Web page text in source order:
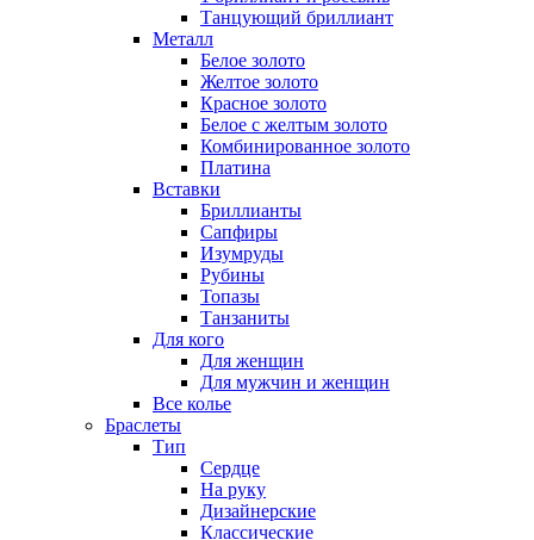
Танцующий бриллиант
Металл
Белое золото
Желтое золото
Красное золото
Белое с желтым золото
Комбинированное золото
Платина
Вставки
Бриллианты
Сапфиры
Изумруды
Рубины
Топазы
Танзаниты
Для кого
Для женщин
Для мужчин и женщин
Все колье
Браслеты
Тип
Сердце
На руку
Дизайнерские
Классические